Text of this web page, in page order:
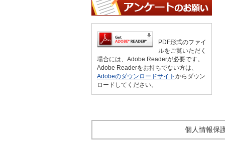
PDF形式のファイ
ルをご覧いただく
場合には、Adobe Readerが必要です。
Adobe Readerをお持ちでない方は、
Adobeのダウンロードサイト からダウン
ロードしてください。
個人情報保